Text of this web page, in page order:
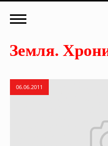
06.06.2011